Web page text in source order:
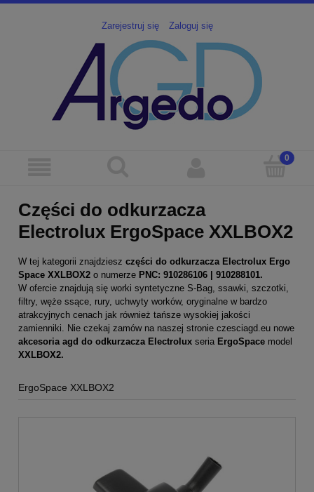
Zarejestruj się Zaloguj się
Części do odkurzacza
Electrolux ErgoSpace XXLBOX2
W tej kategorii znajdziesz części do odkurzacza Electrolux Ergo
Space XXLBOX2 o numerze PNC: 910286106 | 910288101.
W ofercie znajdują się worki syntetyczne S-Bag, ssawki, szczotki,
filtry, węże ssące, rury, uchwyty worków, oryginalne w bardzo
atrakcyjnych cenach jak również tańsze wysokiej jakości
zamienniki. Nie czekaj zamów na naszej stronie czesciagd.eu nowe
akcesoria agd do odkurzacza Electrolux seria ErgoSpace model
XXLBOX2.
ErgoSpace XXLBOX2